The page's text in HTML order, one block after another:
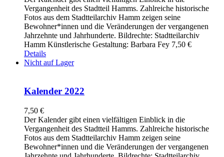
Vergangenheit des Stadtteil Hamms. Zahlreiche historische
Fotos aus dem Stadtteilarchiv Hamm zeigen seine
Bewohner*innen und die Veränderungen der vergangenen
Jahrzehnte und Jahrhunderte. Bildrechte: Stadtteilarchiv
Hamm Künstlerische Gestaltung: Barbara Fey 7,50 €
Details
Nicht auf Lager
Kalender 2022
7,50 €
Der Kalender gibt einen vielfältigen Einblick in die
Vergangenheit des Stadtteil Hamms. Zahlreiche historische
Fotos aus dem Stadtteilarchiv Hamm zeigen seine
Bewohner*innen und die Veränderungen der vergangenen